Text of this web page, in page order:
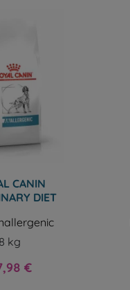
CANIN
DIET
8 kg
€